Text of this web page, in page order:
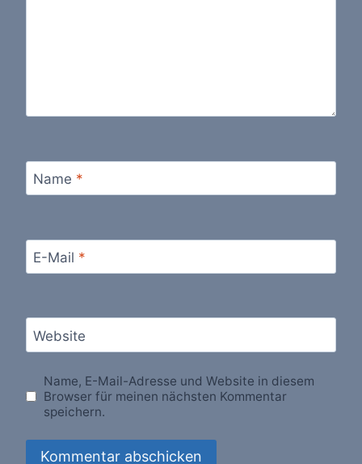
Name *
E-Mail *
Website
Name, E-Mail-Adresse und Website in diesem
Browser für meinen nächsten Kommentar
speichern.